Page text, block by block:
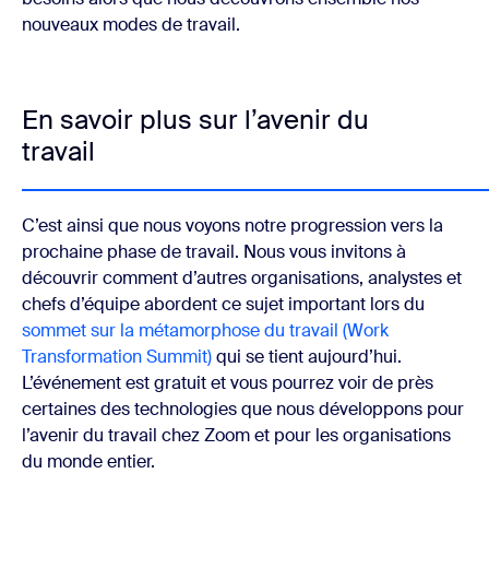
nouveaux modes de travail.
En savoir plus sur l’avenir du
travail
C’est ainsi que nous voyons notre progression vers la
prochaine phase de travail. Nous vous invitons à
découvrir comment d’autres organisations, analystes et
chefs d’équipe abordent ce sujet important lors du
sommet sur la métamorphose du travail (Work
Transformation Summit)qui se tient aujourd’hui.
L’événement est gratuit et vous pourrez voir de près
certaines des technologies que nous développons pour
l’avenir du travail chez Zoom et pour les organisations
du monde entier.